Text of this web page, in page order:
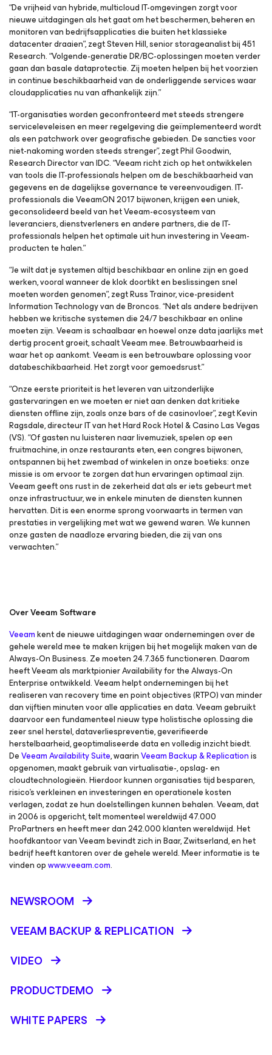
“De vrijheid van hybride, multicloud IT-omgevingen zorgt voor
nieuwe uitdagingen als het gaat om het beschermen, beheren en
monitoren van bedrijfsapplicaties die buiten het klassieke
datacenter draaien”, zegt Steven Hill, senior storageanalist bij 451
Research. “Volgende-generatie DR/BC-oplossingen moeten verder
gaan dan basale dataprotectie. Zij moeten helpen bij het voorzien
in continue beschikbaarheid van de onderliggende services waar
cloudapplicaties nu van afhankelijk zijn.”
“IT-organisaties worden geconfronteerd met steeds strengere
serviceleveleisen en meer regelgeving die geïmplementeerd wordt
als een patchwork over geografische gebieden. De sancties voor
niet-nakoming worden steeds strenger”, zegt Phil Goodwin,
Research Director van IDC. “Veeam richt zich op het ontwikkelen
van tools die IT-professionals helpen om de beschikbaarheid van
gegevens en de dagelijkse governance te vereenvoudigen. IT-
professionals die VeeamON 2017 bijwonen, krijgen een uniek,
geconsolideerd beeld van het Veeam-ecosysteem van
leveranciers, dienstverleners en andere partners, die de IT-
professionals helpen het optimale uit hun investering in Veeam-
producten te halen.”
“Je wilt dat je systemen altijd beschikbaar en online zijn en goed
werken, vooral wanneer de klok doortikt en beslissingen snel
moeten worden genomen”, zegt Russ Trainor, vice-president
Information Technology van de Broncos. “Net als andere bedrijven
hebben we kritische systemen die 24/7 beschikbaar en online
moeten zijn. Veeam is schaalbaar en hoewel onze data jaarlijks met
dertig procent groeit, schaalt Veeam mee. Betrouwbaarheid is
waar het op aankomt. Veeam is een betrouwbare oplossing voor
databeschikbaarheid. Het zorgt voor gemoedsrust.”
“Onze eerste prioriteit is het leveren van uitzonderlijke
gastervaringen en we moeten er niet aan denken dat kritieke
diensten offline zijn, zoals onze bars of de casinovloer”, zegt Kevin
Ragsdale, directeur IT van het Hard Rock Hotel & Casino Las Vegas
(VS). “Of gasten nu luisteren naar livemuziek, spelen op een
fruitmachine, in onze restaurants eten, een congres bijwonen,
ontspannen bij het zwembad of winkelen in onze boetieks: onze
missie is om ervoor te zorgen dat hun ervaringen optimaal zijn.
Veeam geeft ons rust in de zekerheid dat als er iets gebeurt met
onze infrastructuur, we in enkele minuten de diensten kunnen
hervatten. Dit is een enorme sprong voorwaarts in termen van
prestaties in vergelijking met wat we gewend waren. We kunnen
onze gasten de naadloze ervaring bieden, die zij van ons
verwachten.”
OverVeeam Software
Veeamkent de nieuwe uitdagingen waar ondernemingen over de
gehele wereld mee te maken krijgen bij het mogelijk maken van de
Always-On Business. Ze moeten 24.7.365 functioneren. Daarom
heeft Veeam als marktpionier Availability for the Always-On
Enterprise ontwikkeld. Veeam helpt ondernemingen bij het
realiseren van recovery time en point objectives (RTPO) van minder
dan vijftien minuten voor alle applicaties en data. Veeam gebruikt
daarvoor een fundamenteel nieuw type holistische oplossing die
zeer snel herstel, dataverliespreventie, geverifieerde
herstelbaarheid, geoptimaliseerde data en volledig inzicht biedt.
DeVeeam Availability Suite, waarinVeeam Backup & Replicationis
opgenomen, maakt gebruik van virtualisatie-, opslag- en
cloudtechnologieën. Hierdoor kunnen organisaties tijd besparen,
risico's verkleinen en investeringen en operationele kosten
verlagen, zodat ze hun doelstellingen kunnen behalen. Veeam, dat
in 2006 is opgericht, telt momenteel wereldwijd 47.000
ProPartners en heeft meer dan 242.000 klanten wereldwijd. Het
hoofdkantoor van Veeam bevindt zich in Baar, Zwitserland, en het
bedrijf heeft kantoren over de gehele wereld. Meer informatie is te
vinden opwww.veeam.com.
NEWSROOM
VEEAM BACKUP &REPLICATION
VIDEO
PRODUCTDEMO
WHITE PAPERS